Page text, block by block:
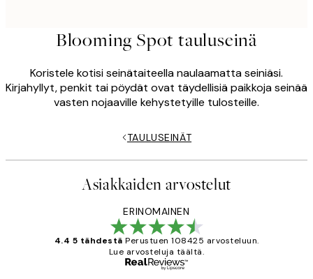
Blooming Spot tauluseinä
Koristele kotisi seinätaiteella naulaamatta seiniäsi.
Kirjahyllyt, penkit tai pöydät ovat täydellisiä paikkoja seinää
vasten nojaaville kehystetyille tulosteille.
TAULUSEINÄT
Asiakkaiden arvostelut
ERINOMAINEN
4.4 5 tähdestä Perustuen 108425 arvosteluun.
Lue arvosteluja täältä.